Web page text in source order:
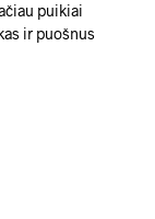
puikiai
ir puošnus